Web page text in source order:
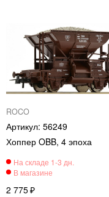
ROCO
56249
Хоппер OBB, 4 эпоха
2 775